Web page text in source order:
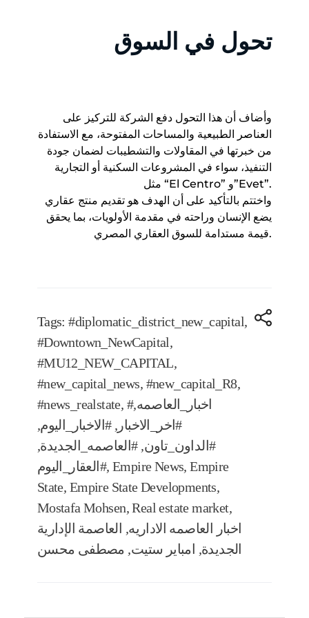
تحول في السوق
وأضاف أن هذا التحول دفع الشركة للتركيز على
العناصر الطبيعية والمساحات المفتوحة، مع الاستفادة
من خبرتها في المقاولات والتشطيبات لضمان جودة
التنفيذ، سواء في المشروعات السكنية أو التجارية
مثل “El Centro” و”Evet”.
واختتم بالتأكيد على أن الهدف هو تقديم منتج عقاري
يضع الإنسان وراحته في مقدمة الأولويات، بما يحقق
قيمة مستدامة للسوق العقاري المصري.
Tags:#diplomatic_district_new_capital,
#Downtown_NewCapital,
#MU12_NEW_CAPITAL,
#new_capital_news, #new_capital_R8,
#news_realstate, #اخبار_العاصمه,
#اخر_الاخبار ,#الاخبار_اليوم,
#الداون_تاون,#العاصمه_الجديدة,
#العقار_اليوم, Empire News,Empire
State, Empire State Developments,
Mostafa Mohsen,Real estate market,
اخبار العاصمه الاداريه, العاصمة الإدارية
الجديدة, امباير ستيت, مصطفى محسن